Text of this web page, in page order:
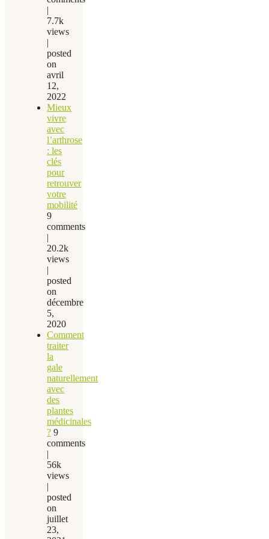
|
7.7k
views
|
posted
on
avril
12,
2022
Mieux
vivre
avec
l’arthrose
: les
clés
pour
retrouver
votre
mobilité
9
comments
|
20.2k
views
|
posted
on
décembre
5,
2020
Comment
traiter
la
gale
naturellement
avec
des
plantes
médicinales
? 9
comments
|
56k
views
|
posted
on
juillet
23,